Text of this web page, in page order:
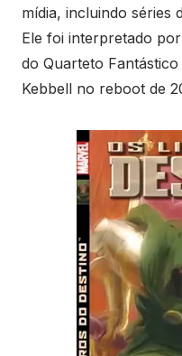
mídia, incluindo séries
Ele foi interpretado
do Quarteto
Kebbell no reboot de